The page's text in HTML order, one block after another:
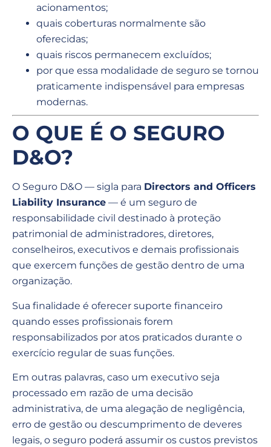
acionamentos;
quais coberturas normalmente são
oferecidas;
quais riscos permanecem excluídos;
por que essa modalidade de seguro se tornou
praticamente indispensável para empresas
modernas.
O QUE É O SEGURO
D&O?
O Seguro D&O — sigla para Directors and Officers
Liability Insurance — é um seguro de
responsabilidade civil destinado à proteção
patrimonial de administradores, diretores,
conselheiros, executivos e demais profissionais
que exercem funções de gestão dentro de uma
organização.
Sua finalidade é oferecer suporte financeiro
quando esses profissionais forem
responsabilizados por atos praticados durante o
exercício regular de suas funções.
Em outras palavras, caso um executivo seja
processado em razão de uma decisão
administrativa, de uma alegação de negligência,
erro de gestão ou descumprimento de deveres
legais, o seguro poderá assumir os custos previstos